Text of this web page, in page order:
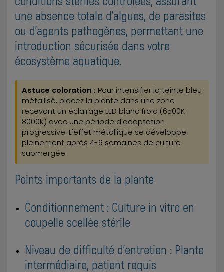
une absence totale d'algues, de parasites
ou d'agents pathogènes, permettant une
introduction sécurisée dans votre
écosystème aquatique.
Astuce coloration : Pour intensifier la teinte bleu
métallisé, placez la plante dans une zone
recevant un éclairage LED blanc froid (6500K-
8000K) avec une période d'adaptation
progressive. L'effet métallique se développe
pleinement après 4-6 semaines de culture
submergée.
Points importants de la plante
Conditionnement : Culture in vitro en
coupelle scellée stérile
Niveau de difficulté d'entretien : Plante
intermédiaire, patient requis